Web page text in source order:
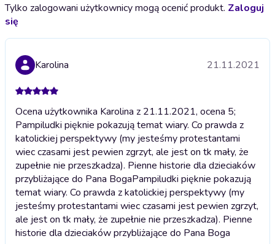
Tylko zalogowani użytkownicy mogą ocenić produkt. Zaloguj
się
Karolina 21.11.2021
Ocena użytkownika Karolina z 21.11.2021, ocena 5;
Pampiludki pięknie pokazują temat wiary. Co prawda z
katolickiej perspektywy (my jesteśmy protestantami
wiec czasami jest pewien zgrzyt, ale jest on tk mały, że
zupełnie nie przeszkadza). Pienne historie dla dzieciaków
przybliżające do Pana BogaPampiludki pięknie pokazują
temat wiary. Co prawda z katolickiej perspektywy (my
jesteśmy protestantami wiec czasami jest pewien zgrzyt,
ale jest on tk mały, że zupełnie nie przeszkadza). Pienne
historie dla dzieciaków przybliżające do Pana Boga